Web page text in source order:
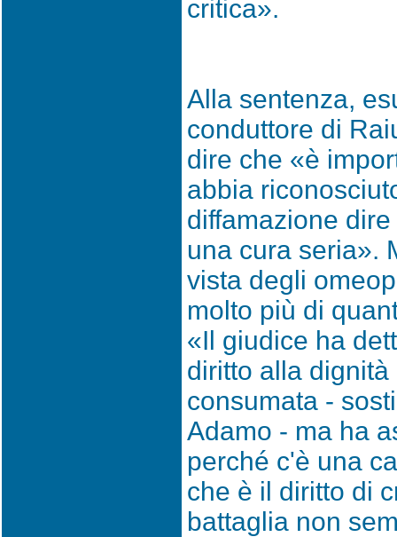
critica».
Alla sentenza,
conduttore di
dire che «è
abbia
diffamazione
una cura seria».
vista degli
molto più di
«Il giudice ha
diritto alla
consumata -
Adamo - ma ha
perché c'è una
che è il diritto di
battaglia non